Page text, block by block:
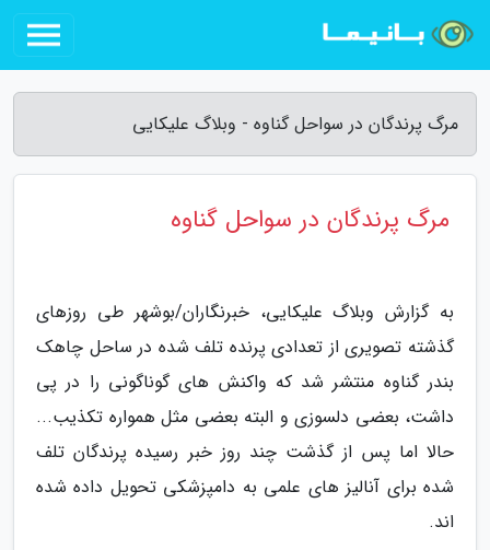
مرگ پرندگان در سواحل گناوه - وبلاگ علیکایی
مرگ پرندگان در سواحل گناوه
به گزارش وبلاگ علیکایی، خبرنگاران/بوشهر طی روزهای
گذشته تصویری از تعدادی پرنده تلف شده در ساحل چاهک
بندر گناوه منتشر شد که واکنش های گوناگونی را در پی
داشت، بعضی دلسوزی و البته بعضی مثل همواره تکذیب...
حالا اما پس از گذشت چند روز خبر رسیده پرندگان تلف
شده برای آنالیز های علمی به دامپزشکی تحویل داده شده
اند.